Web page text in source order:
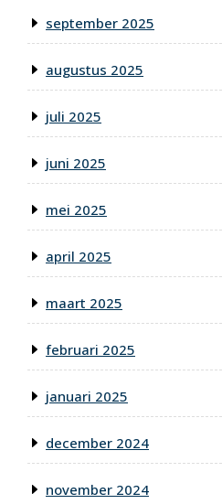
september 2025
augustus 2025
juli 2025
juni 2025
mei 2025
april 2025
maart 2025
februari 2025
januari 2025
december 2024
november 2024